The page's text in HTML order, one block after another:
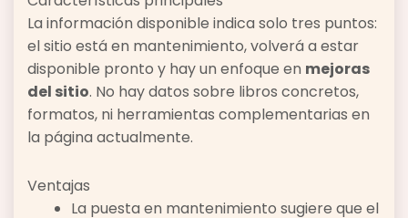
La información disponible indica solo tres puntos:
el sitio está en mantenimiento, volverá a estar
disponible pronto y hay un enfoque en mejoras
del sitio. No hay datos sobre libros concretos,
formatos, ni herramientas complementarias en
la página actualmente.
Ventajas
La puesta en mantenimiento sugiere que el